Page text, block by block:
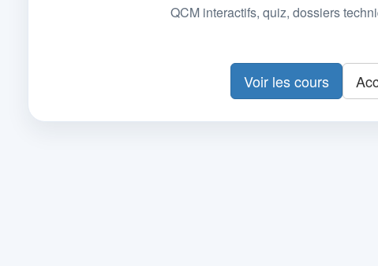
QCM interactifs, quiz, dossiers
Voir les cours